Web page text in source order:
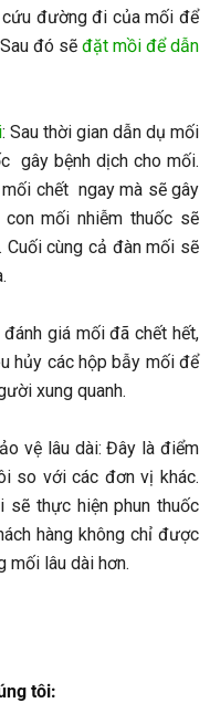
đường đi của mối để
đó sẽ đặt mồi để dẫn
: Sau thời gian dẫn dụ mối
gây bệnh dịch cho mối.
chết ngay mà sẽ gây
mối nhiễm thuốc sẽ
Cuối cùng cả đàn mối sẽ
giá mối đã chết hết,
hủy các hộp bẫy mối để
xung quanh.
vệ lâu dài: Đây là điểm
so với các đơn vị khác.
sẽ thực hiện phun thuốc
hàng không chỉ được
mối lâu dài hơn.
tôi: